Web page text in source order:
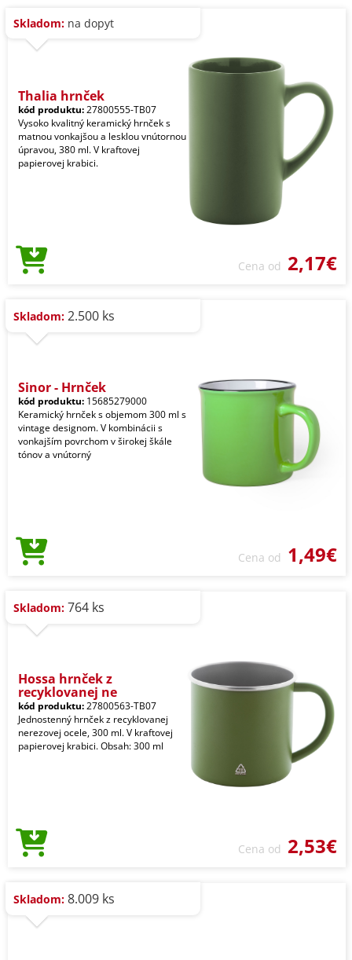
Skladom: na dopyt
Thalia hrnček
kód produktu:27800555-TB07
Vysoko kvalitný keramický hrnček s
matnou vonkajšou a lesklou vnútornou
úpravou, 380 ml. V kraftovej
papierovej krabici.
Cena od 2,17€
Skladom: 2.500 ks
Sinor - Hrnček
kód produktu: 15685279000
Keramický hrnček s objemom 300 ml s
vintage designom. V kombinácii s
vonkajším povrchom v širokej škále
tónov a vnútorný
Cena od 1,49€
Skladom: 764 ks
Hossa hrnček z
recyklovanej ne
kód produktu:27800563-TB07
Jednostenný hrnček z recyklovanej
nerezovej ocele, 300 ml. V kraftovej
papierovej krabici. Obsah: 300 ml
Cena od 2,53€
Skladom: 8.009 ks